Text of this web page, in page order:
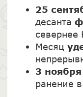
25
десанта
севернее
Месяц
3 ноября
ранение